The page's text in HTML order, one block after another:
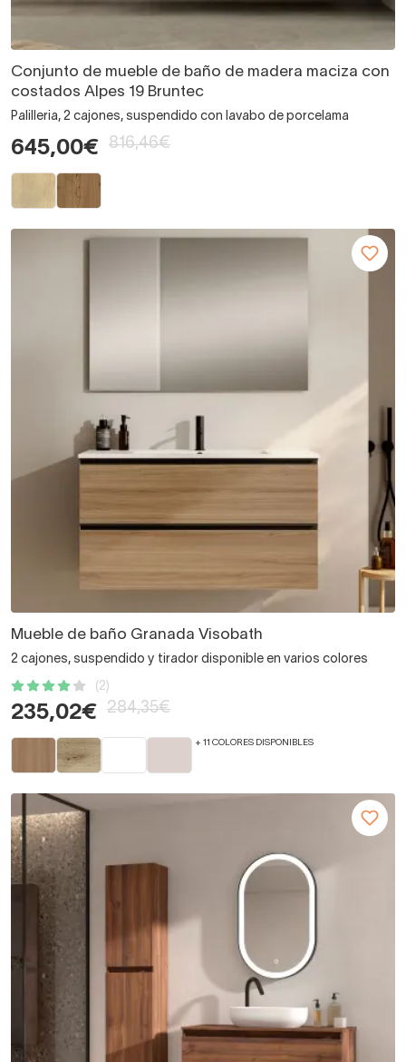
Conjunto de mueble de baño de madera maciza con
costados Alpes 19 Bruntec
Palilleria, 2 cajones, suspendido con lavabo de porcelama
645,00€ 816,46€
Mueble de baño Granada Visobath
2 cajones, suspendido y tirador disponible en varios colores
(2)
235,02€ 284,35€
+ 11 COLORES DISPONIBLES